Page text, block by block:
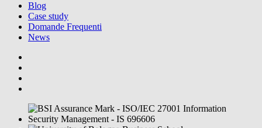
Blog
Case study
Domande Frequenti
News